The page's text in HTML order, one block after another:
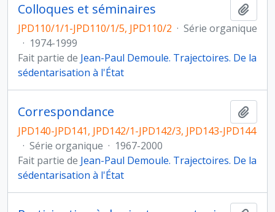
Colloques et séminaires
JPD110/1/1-JPD110/1/5, JPD110/2 · Série organique
· 1974-1999
Fait partie de Jean-Paul Demoule. Trajectoires. De la
sédentarisation à l'État
Correspondance
JPD140-JPD141, JPD142/1-JPD142/3, JPD143-JPD144
· Série organique · 1967-2000
Fait partie de Jean-Paul Demoule. Trajectoires. De la
sédentarisation à l'État